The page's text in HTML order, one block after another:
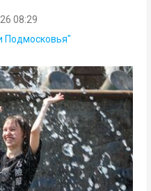
08:29
Подмосковья"